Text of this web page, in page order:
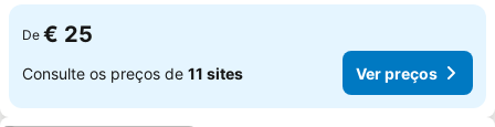
De € 25
Consulte os preços de 11 sites Ver preços